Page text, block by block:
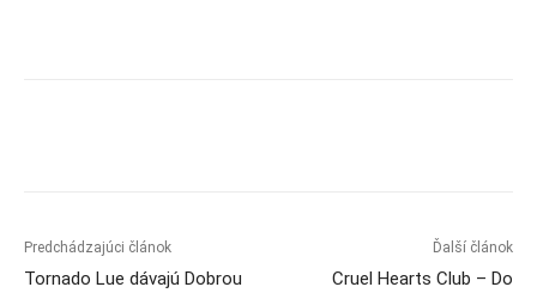
Predchádzajúci článok
Tornado Lue dávajú Dobrou
Ďalší článok
Cruel Hearts Club – Do